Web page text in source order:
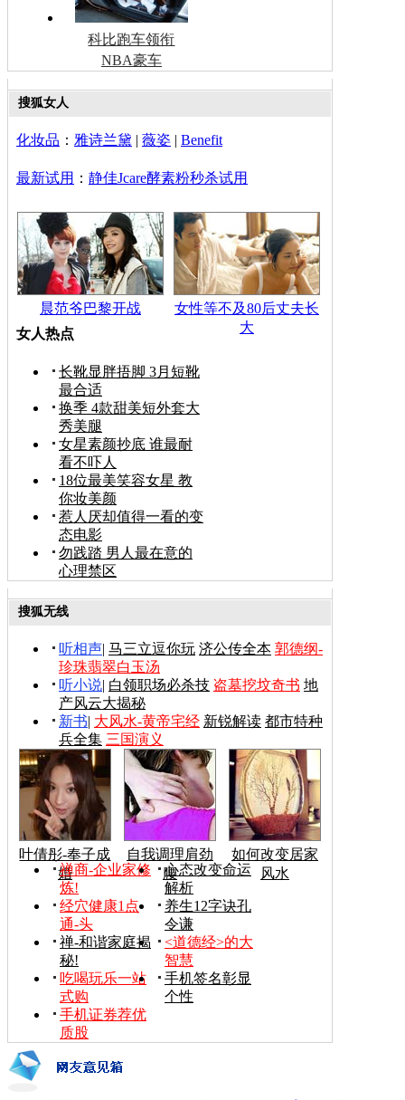
科比跑车领衔
NBA豪车
搜狐女人
化妆品 ： 雅诗兰黛 | 薇姿 | Benefit
最新试用 ： 静佳Jcare酵素粉秒杀试用
晨范爷巴黎开战
女性等不及80后丈夫长
大
女人热点
长靴显胖捂脚 3月短靴
最合适
换季 4款甜美短外套大
秀美腿
女星素颜抄底 谁最耐
看不吓人
18位最美笑容女星 教
你妆美颜
惹人厌却值得一看的变
态电影
勿践踏 男人最在意的
心理禁区
搜狐无线
听相声| 马三立逗你玩 济公传全本 郭德纲-
珍珠翡翠白玉汤
听小说| 白领职场必杀技 盗墓挖坟奇书 地
产风云大揭秘
新书| 大风水-黄帝宅经 新锐解读 都市特种
兵全集 三国演义
叶倩彤-奉子成
婚
自我调理肩劲
腰
如何改变居家
风水
禅商-企业家修
炼!
心态改变命运
解析
经穴健康1点
通-头
养生12字诀孔
令谦
禅-和谐家庭揭
秘!
<道德经>的大
智慧
吃喝玩乐一站
式购
手机签名彰显
个性
手机证券荐优
质股